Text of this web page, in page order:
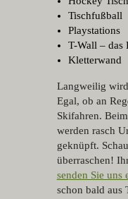
Tischfußball
Playstations
T-Wall – das
Kletterwand
Langweilig
Egal, ob an
Skifahren.
werden rasch
geknüpft.
überraschen!
senden Sie uns
schon bald aus